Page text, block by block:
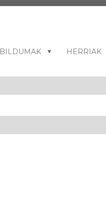
BILDUMAK HERRIAK